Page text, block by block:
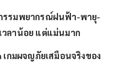
รรมพยากรณ์ฝนฟ้า-พายุ-
วลาน้อย แต่แม่นมาก
เกมผจญภัยเสมือนจริงของ